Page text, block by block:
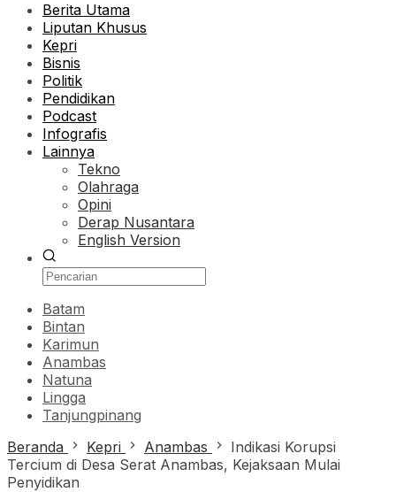
Berita Utama
Liputan Khusus
Kepri
Bisnis
Politik
Pendidikan
Podcast
Infografis
Lainnya
Tekno
Olahraga
Opini
Derap Nusantara
English Version
Batam
Bintan
Karimun
Anambas
Natuna
Lingga
Tanjungpinang
Beranda
Kepri Anambas
Indikasi Korupsi
Tercium di Desa Serat Anambas, Kejaksaan Mulai
Penyidikan